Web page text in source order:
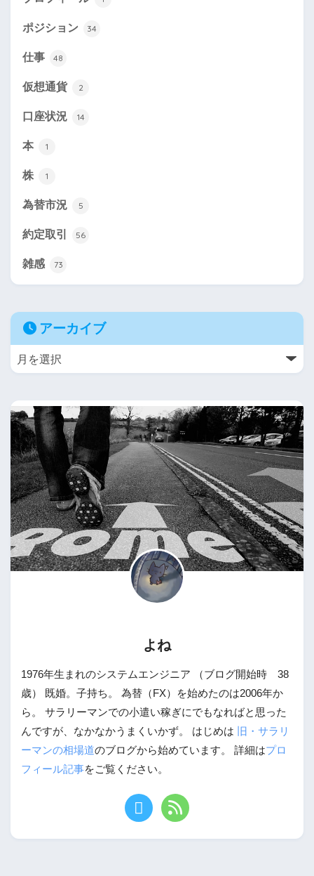
ポジション 34
仕事 48
仮想通貨 2
口座状況 14
本 1
株 1
為替市況 5
約定取引 56
雑感 73
アーカイブ
よね
1976年生まれのシステムエンジニア （ブログ開始時 38
歳） 既婚。子持ち。 為替（FX）を始めたのは2006年か
ら。 サラリーマンでの小遣い稼ぎにでもなればと思った
んですが、なかなかうまくいかず。 はじめは
旧・サラリ
ーマンの相場道のブログから始めています。 詳細はプロ
フィール記事をご覧ください。